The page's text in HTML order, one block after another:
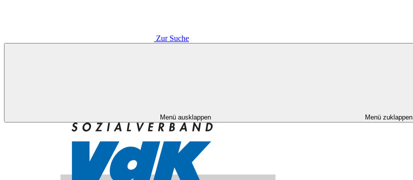
Zur Suche
Menü ausklappen Menü zuklappen